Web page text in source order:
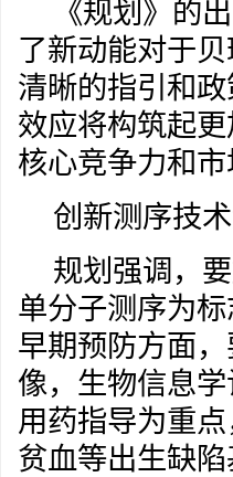
《规划》的
了新动能对于
清晰的指引和
效应将构筑起
核心竞争力和
创新测序技
规划强调，
单分子测序为
早期预防方面
像，生物信息
用药指导为重
贫血等出生缺